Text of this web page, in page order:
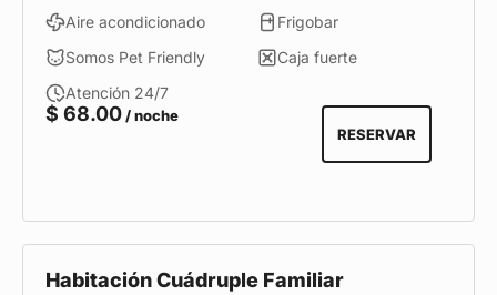
Aire acondicionado
Frigobar
Somos Pet Friendly
Caja fuerte
Atención 24/7
$ 68.00 / noche
RESERVAR
Habitación Cuádruple Familiar